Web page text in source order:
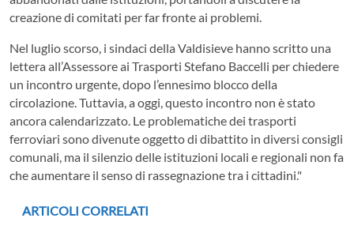
creazione di comitati per far fronte ai problemi.
Nel luglio scorso, i sindaci della Valdisieve hanno scritto una
lettera all’Assessore ai Trasporti Stefano Baccelli per chiedere
un incontro urgente, dopo l’ennesimo blocco della
circolazione. Tuttavia, a oggi, questo incontro non è stato
ancora calendarizzato. Le problematiche dei trasporti
ferroviari sono divenute oggetto di dibattito in diversi consigli
comunali, ma il silenzio delle istituzioni locali e regionali non fa
che aumentare il senso di rassegnazione tra i cittadini."
ARTICOLI CORRELATI